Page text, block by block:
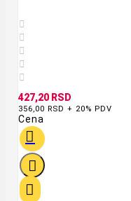





427,20 RSD
356,00 RSD + 20% PDV
Cena


